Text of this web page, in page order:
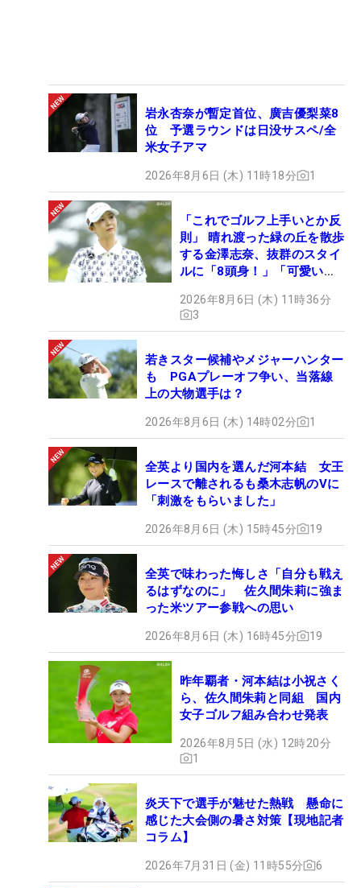
岩永杏奈が暫定首位、廣吉優梨菜8
位 予選ラウンドは日没サスペ/全
米女子アマ
2026年8月6日 (木) 11時18分 1
「これでゴルフ上手いとか反
則」 晴れ渡った緑の丘を散歩
する金澤志奈、抜群のスタイ
ルに「8頭身！」「可愛いに
2026年8月6日 (木) 11時36分
3
若きスター候補やメジャーハンター
も PGAプレーオフ争い、当落線
上の大物選手は？
2026年8月6日 (木) 14時02分 1
全英より国内を選んだ河本結 女王
レースで離されるも桑木志帆のVに
「刺激をもらいました」
2026年8月6日 (木) 15時45分 19
全英で味わった悔しさ「自分も戦え
るはずなのに」 佐久間朱莉に強ま
った米ツアー参戦への思い
2026年8月6日 (木) 16時45分 19
昨年覇者・河本結は小祝さく
ら、佐久間朱莉と同組 国内
女子ゴルフ組み合わせ発表
2026年8月5日 (水) 12時20分
1
炎天下で選手が魅せた熱戦 懸命に
感じた大会側の暑さ対策【現地記者
コラム】
2026年7月31日 (金) 11時55分 6